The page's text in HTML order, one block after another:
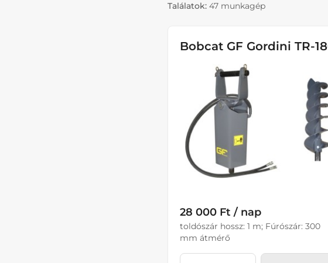
Találatok: 47 munkagép
Bobcat GF Gordini TR-
28 000 Ft / nap
toldószár hossz: 1 m; Fúrószár: 300
mm átmérő